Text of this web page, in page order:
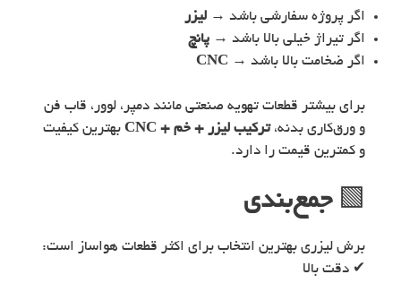
اگر پروژه سفارشی باشد → لیزر
اگر تیراژ خیلی بالا باشد → پانچ
اگر ضخامت بالا باشد → CNC
برای بیشتر قطعات تهویه صنعتی مانند دمپر، لوور، قاب فن
و ورق‌کاری بدنه،ترکیب لیزر + خم + CNC
بهترین کیفیت
و کمترین قیمت را دارد.
🟩جمع‌بندی
برش لیزری بهترین انتخاب برای اکثر قطعات هواساز است:
✔ دقت بالا